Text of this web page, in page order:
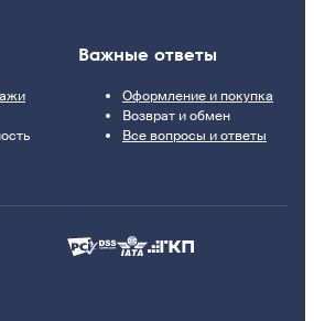
Важные ответы
Оформление и покупка
Возврат и обмен
Все вопросы и ответы